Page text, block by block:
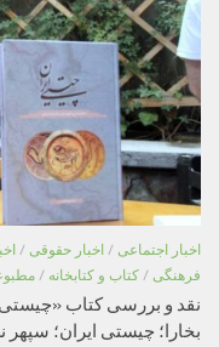
اخبار اجتماعی / اخبار حقوقی /
فرهنگی / کتاب و کتابخانه /
نقد و بررسی کتاب
بخارا؛ چیستی ایران؛ سپهر